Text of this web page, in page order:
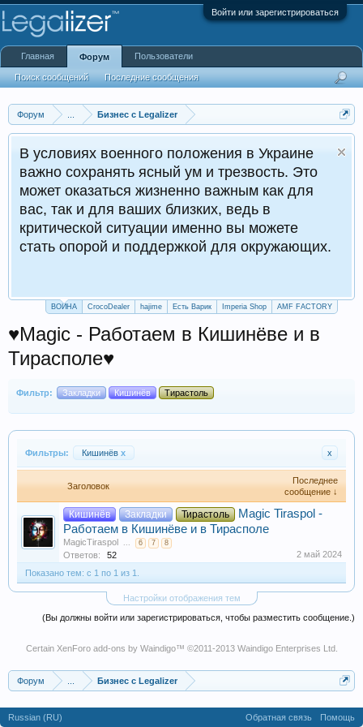
Войти или зарегистрироваться
Форум Бизнес с Legalizer
В условиях военного положения в Украине
важно сохранять ясный ум и трезвость. Это
может оказаться жизненно важным как для
вас, так и для ваших близких, ведь в
критической ситуации именно вы можете
стать опорой и поддержкой для окружающих.
ВОЙНА CrocoDealer hajime Есть Варик Imperia Shop AMF FACTORY
♥Мagiс - Работаем в Кишинёве и в
Тирасполе♥
Фильтр: Закладки Кишинёв Тирастоль
Фильтры: Кишинёв x x
Заголовок
Последнее
сообщение ↓
Кишинёв Закладки Тирастоль
Мagiс Tiraspol -
Работаем в Кишинёве и в Тирасполе
MagicTiraspol ... 6 7 8
Ответов: 52
2 май 2024
Показано тем: с 1 по 1 из 1.
Настройки отображения тем
(Вы должны войти или зарегистрироваться, чтобы разместить сообщение.)
Certain XenForo add-ons by Waindigo™ ©2011-2013 Waindigo Enterprises Ltd.
Форум Бизнес с Legalizer
Главная Форум
Поиск сообщений Последние сообщения
Пользователи
Russian (RU) Обратная связь Помощь